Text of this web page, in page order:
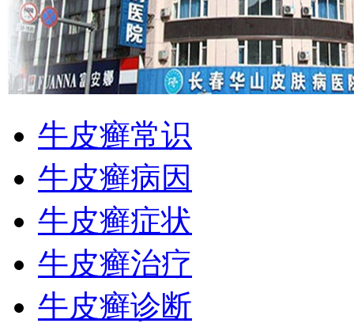
牛皮癣常识
牛皮癣病因
牛皮癣症状
牛皮癣治疗
牛皮癣诊断